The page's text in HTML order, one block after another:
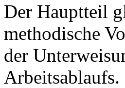
Der Hauptteil
methodische
der
Arbeitsablaufs.